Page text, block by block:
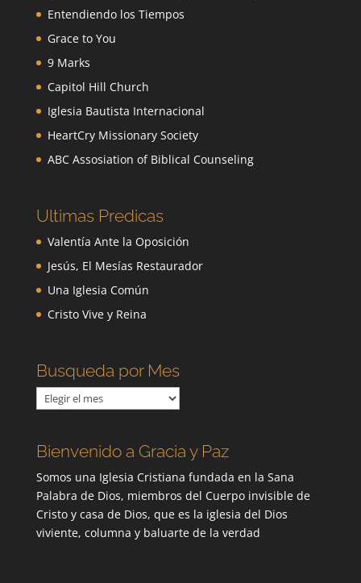
Entendiendo los Tiempos
Grace to You
9 Marks
Capitol Hill Church
Iglesia Bautista Internacional
HeartCry Missionary Society
ABC Assosiation of Biblical Counseling
Ultimas Predicas
Valentía Ante la Oposición
Jesús, El Mesías Restaurador
Una Iglesia Común
Cristo Vive y Reina
Busqueda por Mes
Busqueda
por
Bienvenido a Gracia y Paz
Somos una Iglesia Cristiana fundada en la Sana
Palabra de Dios, miembros del Cuerpo invisible de
Cristo y casa de Dios, que es la iglesia del Dios
viviente, columna y baluarte de la verdad